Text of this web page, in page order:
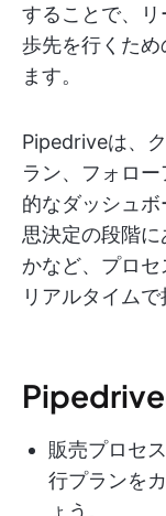
することで、
歩先を行くた
ます。
Pipedriveは、
ラン、フォロ
的なダッシュ
思決定の段階
かなど、プロ
リアルタイムで
販売プロセ
行プランを
ょう。